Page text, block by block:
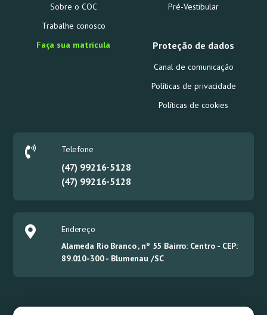
Sobre o COC
Trabalhe conosco
Faça sua matrícula
Pré-Vestibular
Proteção de dados
Canal de comunicação
Políticas de privacidade
Políticas de cookies
Telefone
(47) 99216-5128
(47) 99216-5128
Endereço
Alameda Rio Branco , nº 55 Bairro: Centro - CEP:
89.010-300 - Blumenau /SC